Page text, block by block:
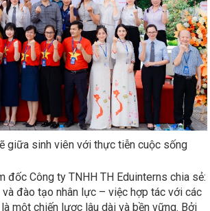
giữa sinh viên với thực tiễn cuộc sống
đốc Công ty TNHH TH Eduinterns chia sẻ:
đào tạo nhân lực – việc hợp tác với các
một chiến lược lâu dài và bền vững. Bởi